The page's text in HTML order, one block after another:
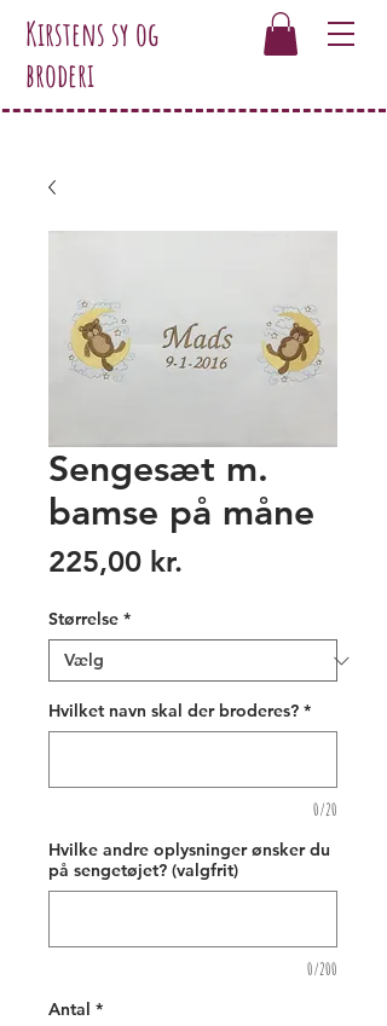
Kirstens sy og
broderi
Sengesæt m.
bamse på måne
225,00 kr.
Størrelse *
Hvilket navn skal der broderes? *
0/20
Hvilke andre oplysninger ønsker du
på sengetøjet? (valgfrit)
0/200
Antal *